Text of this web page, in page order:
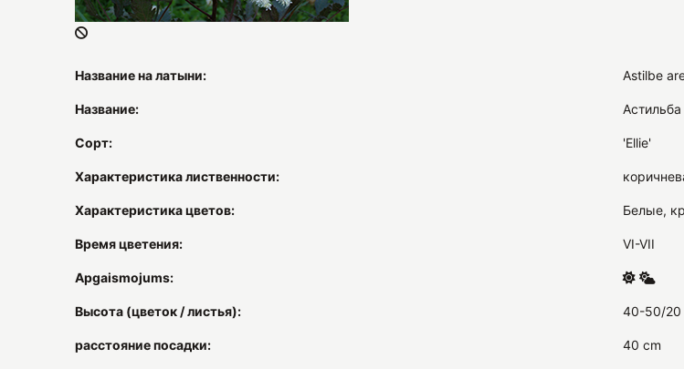
Название на латыни: Astilbe
Название:
Сорт: 'Ellie'
Характеристика лиственности:
Характеристика цветов: Белые,
Время цветения: VI-VII
Apgaismojums:
Высота (цветок / листья): 40-50/20
расстояние посадки: 40 cm